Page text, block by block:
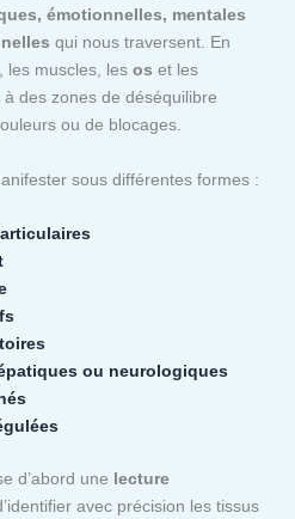
émotionnelles, mentales
qui nous traversent. En
, les muscles, les os et les
des zones de déséquilibre
ou de blocages.
sous différentes formes :
ou neurologiques
d’abord une lecture
avec précision les tissus